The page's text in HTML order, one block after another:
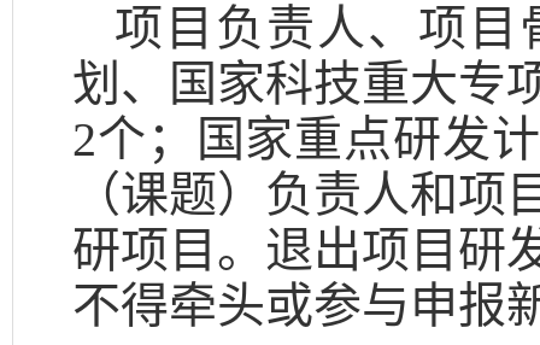
项目负责人、项目
划、国家科技重大专
2个；国家重点研发
（课题）负责人和
研项目。退出项目研
不得牵头或参与申报